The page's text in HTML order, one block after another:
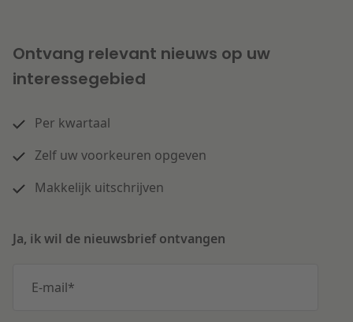
Ontvang relevant nieuws op uw
interessegebied
Per kwartaal
Zelf uw voorkeuren opgeven
Makkelijk uitschrijven
Ja, ik wil de nieuwsbrief ontvangen
E-mail*